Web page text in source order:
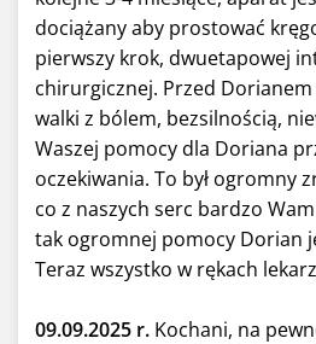
dociążany aby prostować
pierwszy krok, dwuetapowej
chirurgicznej. Przed
walki z bólem, bezsilnością,
Waszej pomocy dla Doriana
oczekiwania. To był ogromny
co z naszych serc bardzo
tak ogromnej pomocy Dorian
Teraz wszystko w rękach
09.09.2025 r. Kochani, na